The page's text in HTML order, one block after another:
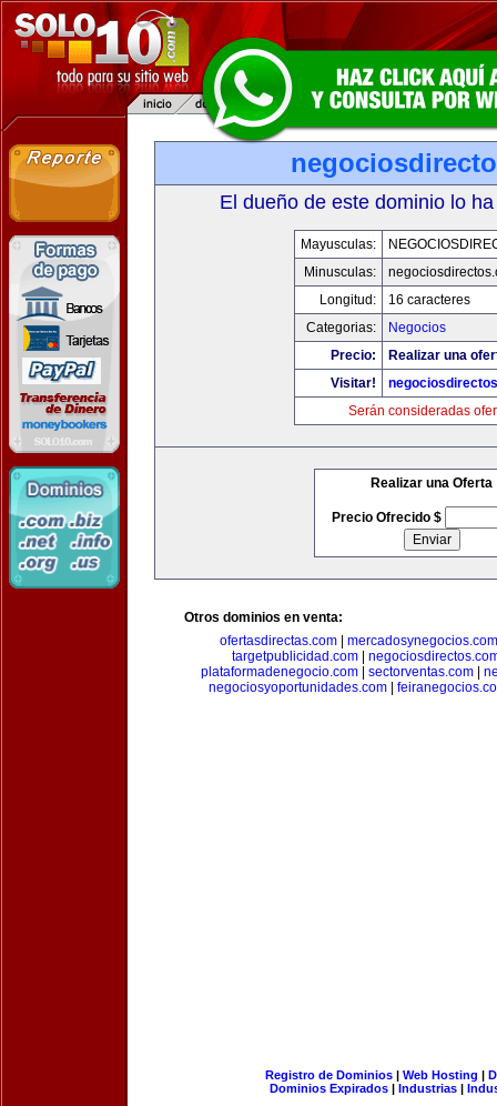
El dueño de este dominio lo
Mayusculas:
Minusculas:
Longitud:
16 caracteres
Categorias:
Negocios
Precio:
Realizar una
Visitar!
Serán consideradas
Realizar una Oferta
Precio Ofrecido $
Otros dominios en venta:
ofertasdirectas.com
mercadosynegocios.com
targetpublicidad.com
plataformadenegocio.com| sectorventas.com|
negociosyoportunidades.com
Registro de Dominios| Web Hosting |
Dominios Expirados | Industrias |